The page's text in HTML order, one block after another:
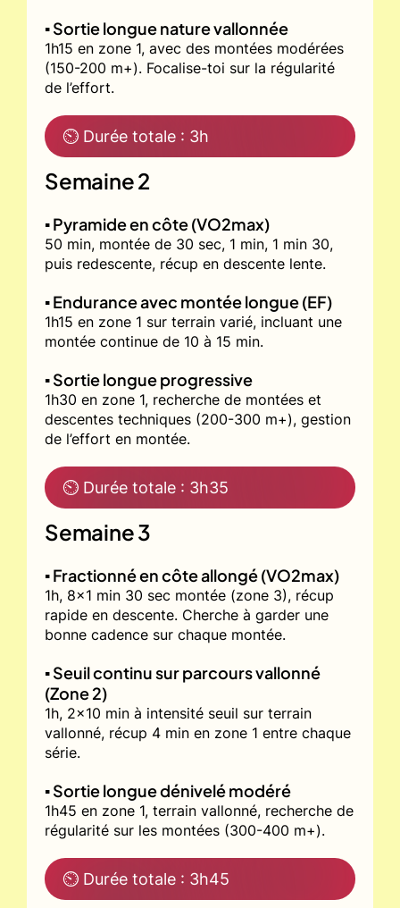
▪️ Sortie longue nature vallonnée
1h15 en zone 1, avec des montées modérées
(150-200 m+). Focalise-toi sur la régularité
de l’effort.
⏲ Durée totale : 3h
Semaine 2
▪️ Pyramide en côte (VO2max)
50 min, montée de 30 sec, 1 min, 1 min 30,
puis redescente, récup en descente lente.
▪️ Endurance avec montée longue (EF)
1h15 en zone 1 sur terrain varié, incluant une
montée continue de 10 à 15 min.
▪️ Sortie longue progressive
1h30 en zone 1, recherche de montées et
descentes techniques (200-300 m+), gestion
de l’effort en montée.
⏲ Durée totale : 3h35
Semaine 3
▪️ Fractionné en côte allongé (VO2max)
1h, 8x1 min 30 sec montée (zone 3), récup
rapide en descente. Cherche à garder une
bonne cadence sur chaque montée.
▪️ Seuil continu sur parcours vallonné
(Zone 2)
1h, 2x10 min à intensité seuil sur terrain
vallonné, récup 4 min en zone 1 entre chaque
série.
▪️ Sortie longue dénivelé modéré
1h45 en zone 1, terrain vallonné, recherche de
régularité sur les montées (300-400 m+).
⏲ Durée totale : 3h45